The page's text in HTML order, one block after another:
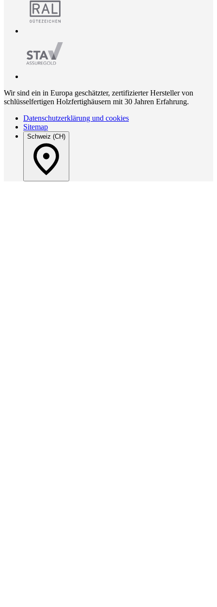
Wir sind ein in Europa geschätzter, zertifizierter Hersteller von
schlüsselfertigen Holzfertighäusern mit 30 Jahren Erfahrung.
Datenschutzerklärung und cookies
Sitemap
Schweiz (CH)